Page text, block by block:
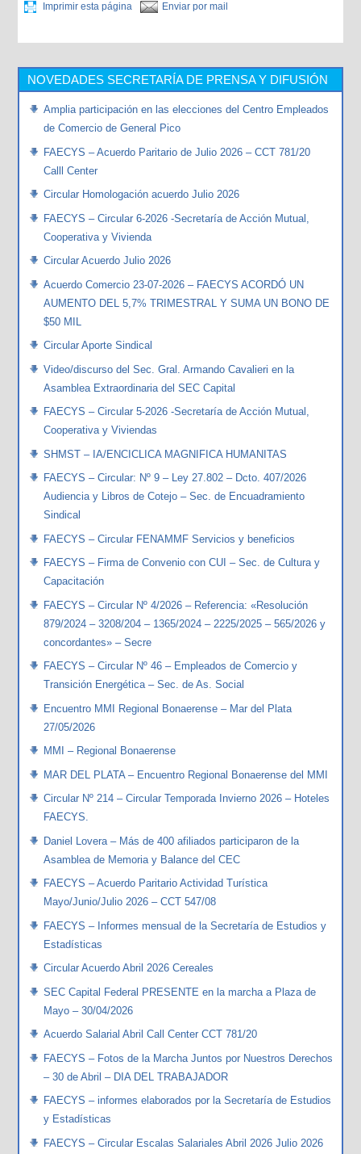
Imprimir esta página Enviar por mail
NOVEDADES SECRETARÍA DE PRENSA Y DIFUSIÓN
Amplia participación en las elecciones del Centro Empleados
de Comercio de General Pico
FAECYS – Acuerdo Paritario de Julio 2026 – CCT 781/20
Calll Center
Circular Homologación acuerdo Julio 2026
FAECYS – Circular 6-2026 -Secretaría de Acción Mutual,
Cooperativa y Vivienda
Circular Acuerdo Julio 2026
Acuerdo Comercio 23-07-2026 – FAECYS ACORDÓ UN
AUMENTO DEL 5,7% TRIMESTRAL Y SUMA UN BONO DE
$50 MIL
Circular Aporte Sindical
Video/discurso del Sec. Gral. Armando Cavalieri en la
Asamblea Extraordinaria del SEC Capital
FAECYS – Circular 5-2026 -Secretaría de Acción Mutual,
Cooperativa y Viviendas
SHMST – IA/ENCICLICA MAGNIFICA HUMANITAS
FAECYS – Circular: Nº 9 – Ley 27.802 – Dcto. 407/2026
Audiencia y Libros de Cotejo – Sec. de Encuadramiento
Sindical
FAECYS – Circular FENAMMF Servicios y beneficios
FAECYS – Firma de Convenio con CUI – Sec. de Cultura y
Capacitación
FAECYS – Circular Nº 4/2026 – Referencia: «Resolución
879/2024 – 3208/204 – 1365/2024 – 2225/2025 – 565/2026 y
concordantes» – Secre
FAECYS – Circular Nº 46 – Empleados de Comercio y
Transición Energética – Sec. de As. Social
Encuentro MMI Regional Bonaerense – Mar del Plata
27/05/2026
MMI – Regional Bonaerense
MAR DEL PLATA – Encuentro Regional Bonaerense del MMI
Circular Nº 214 – Circular Temporada Invierno 2026 – Hoteles
FAECYS.
Daniel Lovera – Más de 400 afiliados participaron de la
Asamblea de Memoria y Balance del CEC
FAECYS – Acuerdo Paritario Actividad Turística
Mayo/Junio/Julio 2026 – CCT 547/08
FAECYS – Informes mensual de la Secretaría de Estudios y
Estadísticas
Circular Acuerdo Abril 2026 Cereales
SEC Capital Federal PRESENTE en la marcha a Plaza de
Mayo – 30/04/2026
Acuerdo Salarial Abril Call Center CCT 781/20
FAECYS – Fotos de la Marcha Juntos por Nuestros Derechos
– 30 de Abril – DIA DEL TRABAJADOR
FAECYS – informes elaborados por la Secretaría de Estudios
y Estadísticas
FAECYS – Circular Escalas Salariales Abril 2026 Julio 2026